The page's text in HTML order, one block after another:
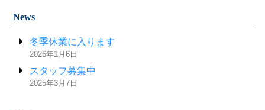
News
冬季休業に入ります
2026年1月6日
スタッフ募集中
2025年3月7日